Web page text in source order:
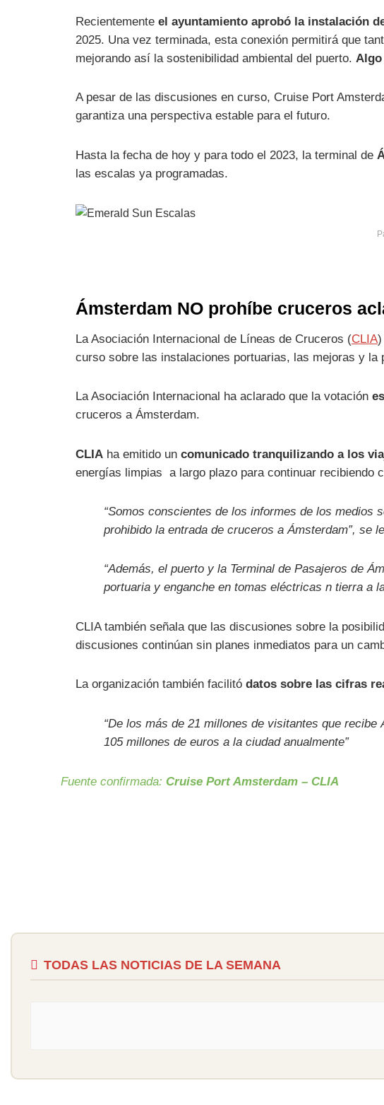
Recientementeel ayuntamiento aprobó la instalación
2025. Una vez terminada, esta conexión permitirá que
mejorando así la sostenibilidad ambiental del puerto.
A pesar de las discusiones en curso, Cruise Port
garantiza una perspectiva estable para el futuro.
Hasta la fecha de hoy y para todo el 2023, la terminal de
las escalas ya programadas.
Ámsterdam NO prohíbe cruceros
La Asociación Internacional de Líneas de Cruceros (CLIA)
curso sobre las instalaciones portuarias, las mejoras y la
La Asociación Internacional ha aclarado que la votación
cruceros a Ámsterdam.
CLIAha emitido un comunicado tranquilizando a los
energías limpias a largo plazo para continuar recibiendo
“Somos conscientes de los informes de los medios
prohibido la entrada de cruceros a Ámsterdam”, se
“Además, el puerto y la Terminal de Pasajeros de
portuaria y enganche en tomas eléctricas n tierra a
CLIA también señala que las discusiones sobre la
discusiones continúan sin planes inmediatos para un
La organización también facilitó datos sobre las cifras
“De los más de 21 millones de visitantes que
105 millones de euros a la ciudad anualmente”
Fuente confirmada: Cruise Port Amsterdam – CLIA
TODAS LAS NOTICIAS DE LA SEMANA